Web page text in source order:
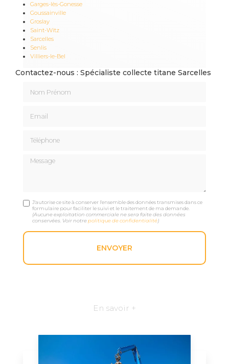
Garges-lès-Gonesse
Goussainville
Groslay
Saint-Witz
Sarcelles
Senlis
Villiers-le-Bel
Contactez-nous : Spécialiste collecte titane Sarcelles
Message
J'autorise ce site à conserver l'ensemble des données transmises dans ce
formulaire pour faciliter le suivi et le traitement de ma demande.
(Aucune exploitation commerciale ne sera faite des données
conservées. Voir notrepolitique de confidentialité)
En savoir +